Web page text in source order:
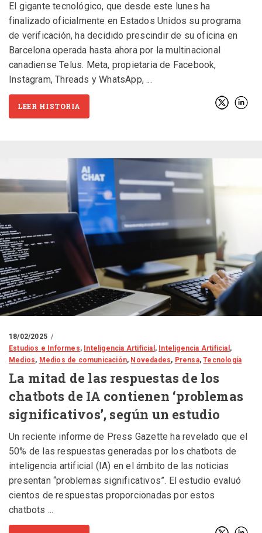
El gigante tecnológico, que desde este lunes ha
finalizado oficialmente en Estados Unidos su programa
de verificación, ha decidido prescindir de su oficina en
Barcelona operada hasta ahora por la multinacional
canadiense Telus. Meta, propietaria de Facebook,
Instagram, Threads y WhatsApp,
LEER HISTORIA
18/02/2025
Estudios e Informes, Inteligencia Artificial , Inteligencia Artificial ,
Medios, Medios de comunicación, Novedades, Prensa,Tecnología
La mitad de las respuestas de los
chatbots de IA contienen ‘problemas
significativos’, según un estudio
Un reciente informe de Press Gazette ha revelado que el
50% de las respuestas generadas por los chatbots de
inteligencia artificial (IA) en el ámbito de las noticias
presentan “problemas significativos”. El estudio evaluó
cientos de respuestas proporcionadas por estos
chatbots